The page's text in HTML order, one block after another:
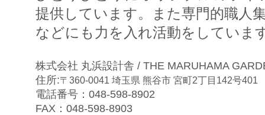
提供しています。
また専門的職人
などにも力を入れ活動をしていま
株式会社 丸浜設計舎 / THE MARUHAMA
住所:〒360-0041 埼玉県 熊谷市 宮町2丁目142号401
電話番号： 048-598-8902
FAX：048-598-8903